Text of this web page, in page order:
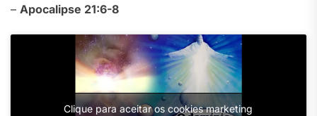
– Apocalipse 21:6-8
Clique para aceitar os cookies marketing